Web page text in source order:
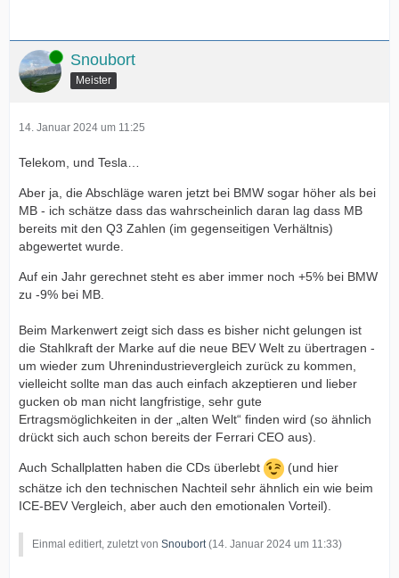
Online Snoubort
Meister
14. Januar 2024 um 11:25
Telekom, und Tesla…
Aber ja, die Abschläge waren jetzt bei BMW sogar höher als bei
MB - ich schätze dass das wahrscheinlich daran lag dass MB
bereits mit den Q3 Zahlen (im gegenseitigen Verhältnis)
abgewertet wurde.
Auf ein Jahr gerechnet steht es aber immer noch +5% bei BMW
zu -9% bei MB.
Beim Markenwert zeigt sich dass es bisher nicht gelungen ist
die Stahlkraft der Marke auf die neue BEV Welt zu übertragen -
um wieder zum Uhrenindustrievergleich zurück zu kommen,
vielleicht sollte man das auch einfach akzeptieren und lieber
gucken ob man nicht langfristige, sehr gute
Ertragsmöglichkeiten in der „alten Welt“ finden wird (so ähnlich
drückt sich auch schon bereits der Ferrari CEO aus).
Auch Schallplatten haben die CDs überlebt
(und hier
schätze ich den technischen Nachteil sehr ähnlich ein wie beim
ICE-BEV Vergleich, aber auch den emotionalen Vorteil).
Einmal editiert, zuletzt von Snoubort(14. Januar 2024 um 11:33)